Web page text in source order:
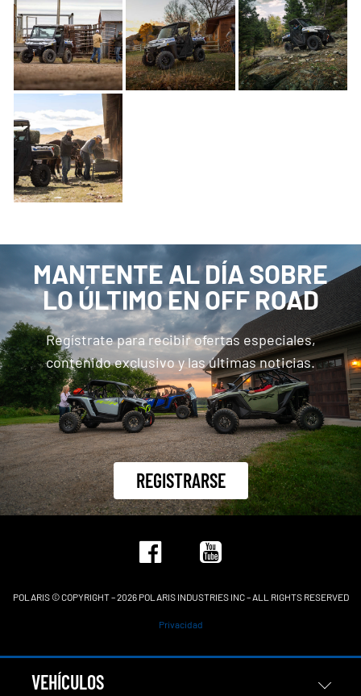
MANTENTE AL DÍA SOBRE
LO ÚLTIMO EN OFF ROAD
Regístrate para recibir ofertas especiales,
contenido exclusivo y las últimas noticias.
REGISTRARSE
POLARIS © COPYRIGHT – 2026 POLARIS INDUSTRIES INC – ALL RIGHTS RESERVED
Privacidad
VEHÍCULOS